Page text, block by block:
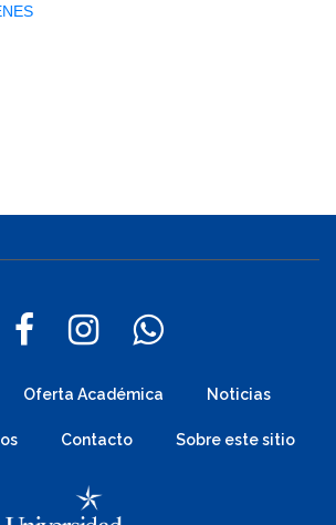
Oferta Académica Noticias
Contacto Sobre este sitio